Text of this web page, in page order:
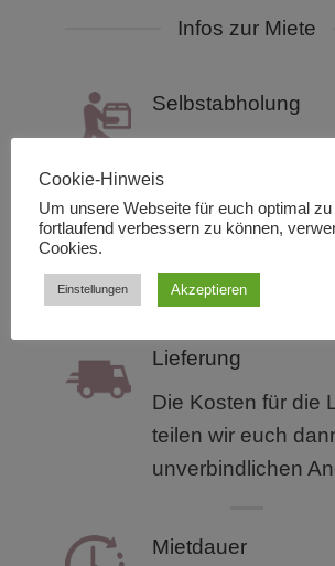
Infos zur Miete
Selbstabholung
kostenfrei bei uns
unseremLager:
Isenburg abholen.
Lieferung
Die Kosten für die
teilen wir euch
unverbindlichen
Mietdauer
Cookie-Hinweis
Um unsere Webseite für euch optimal zu
fortlaufend verbessern zu können,
Cookies.
Einstellungen Akzeptieren